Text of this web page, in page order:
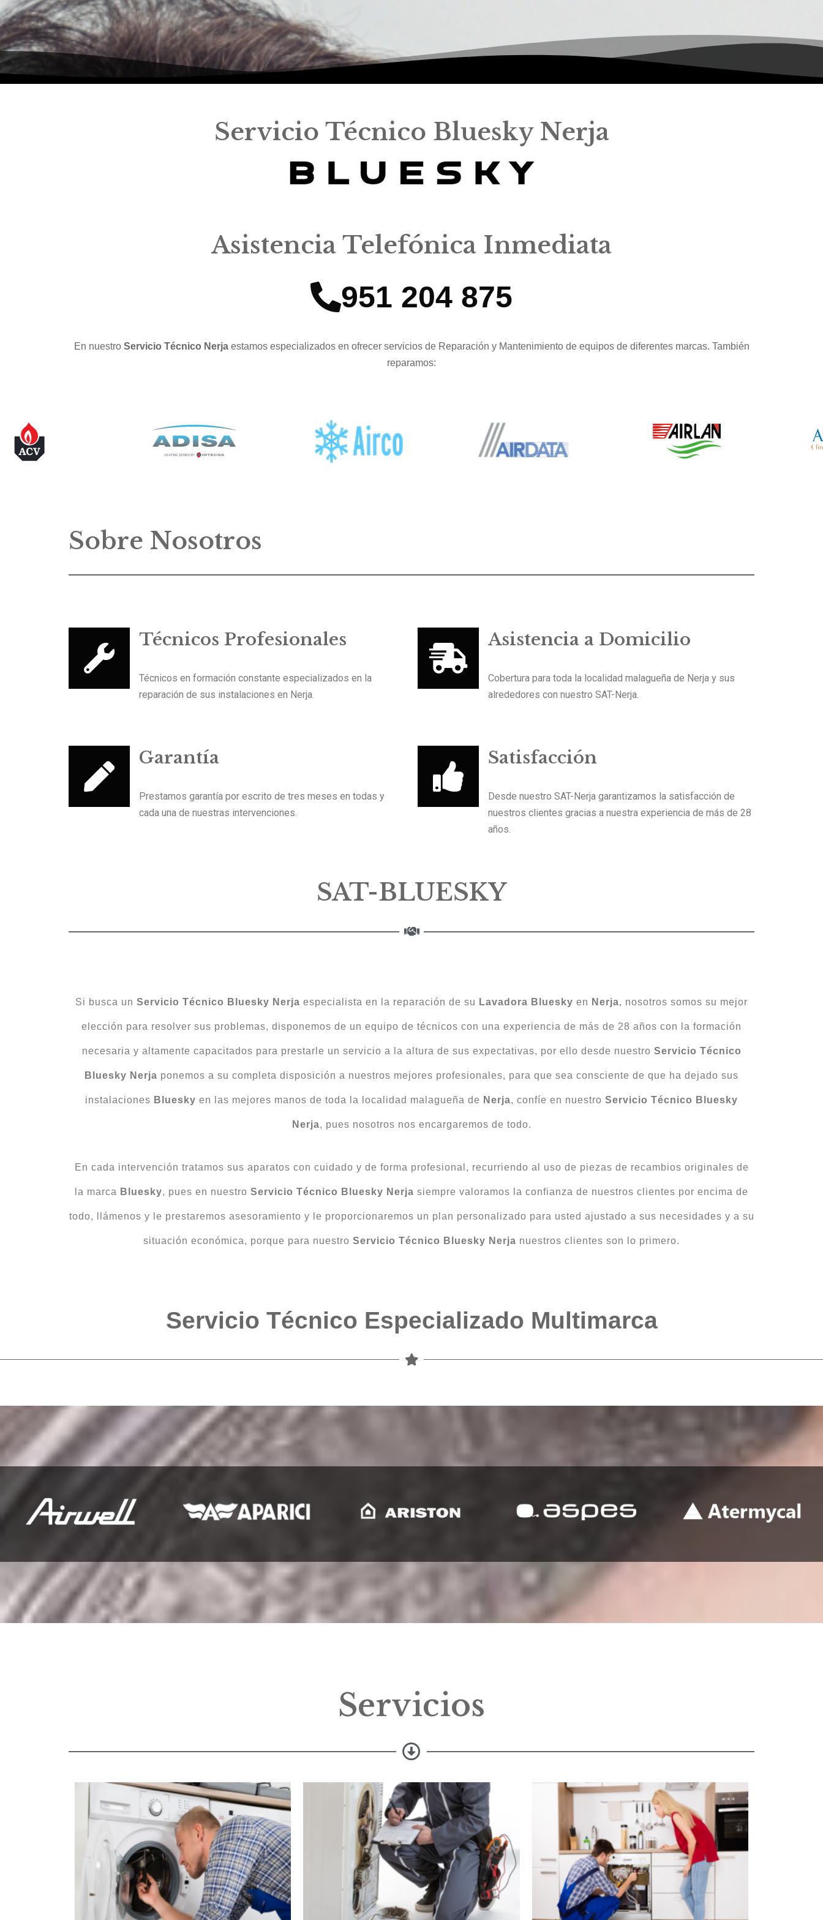
Servicio Técnico Bluesky Nerja
Asistencia Telefónica Inmediata
951 204 875
En nuestro Servicio Técnico Nerjaestamos especializados en ofrecer servicios de Reparación y Mantenimiento de equipos de diferentes marcas. También
reparamos:
Sobre Nosotros
Técnicos Profesionales
Técnicos en formación constante especializados en la
reparación de sus instalaciones en Nerja.
Asistencia a Domicilio
Cobertura para toda la localidad malagueña de Nerja y sus
alrededores con nuestro SAT-Nerja.
Garantía
Prestamos garantía por escrito de tres meses en todas y
cada una de nuestras intervenciones.
Satisfacción
Desde nuestro SAT-Nerja garantizamos la satisfacción de
nuestros clientes gracias a nuestra experiencia de más de 28
años.
SAT-BLUESKY
Si busca un Servicio Técnico Bluesky Nerja especialista en la reparación de su Lavadora Bluesky en Nerja, nosotros somos su mejor
elección para resolver sus problemas, disponemos de un equipo de técnicos con una experiencia de más de 28 años con la formación
necesaria y altamente capacitados para prestarle un servicio a la altura de sus expectativas, por ello desde nuestro Servicio Técnico
Bluesky Nerja ponemos a su completa disposición a nuestros mejores profesionales, para que sea consciente de que ha dejado sus
instalaciones Bluesky en las mejores manos de toda la localidad malagueña de Nerja, confíe en nuestro Servicio Técnico Bluesky
Nerja, pues nosotros nos encargaremos de todo.
En cada intervención tratamos sus aparatos con cuidado y de forma profesional, recurriendo al uso de piezas de recambios originales de
la marca Bluesky, pues en nuestro Servicio Técnico Bluesky Nerja siempre valoramos la confianza de nuestros clientes por encima de
todo, llámenos y le prestaremos asesoramiento y le proporcionaremos un plan personalizado para usted ajustado a sus necesidades y a su
situación económica, porque para nuestro Servicio Técnico Bluesky Nerja nuestros clientes son lo primero.
Servicio Técnico Especializado Multimarca
Servicios